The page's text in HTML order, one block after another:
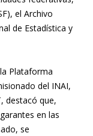
el Archivo
de Estadística y
Plataforma
del INAI,
destacó que,
en las
se